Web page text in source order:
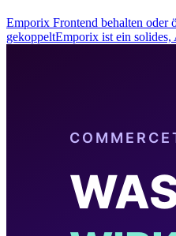
Emporix Frontend behalten oder
gekoppeltEmporix ist ein